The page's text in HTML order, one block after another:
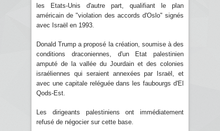
les Etats-Unis d'autre part, qualifiant le plan
américain de "violation des accords d'Oslo" signés
avec Israël en 1993.
Donald Trump a proposé la création, soumise à des
conditions draconiennes, d'un Etat palestinien
amputé de la vallée du Jourdain et des colonies
israéliennes qui seraient annexées par Israël, et
avec une capitale reléguée dans les faubourgs d'El
Qods-Est.
Les dirigeants palestiniens ont immédiatement
refusé de négocier sur cette base.